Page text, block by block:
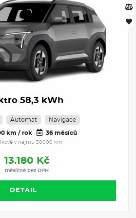
58,3 kWh
Automat Navigace
km / rok 36 měsíců
v nájmu 30000 km
13.180 Kč
měsíčně bez DPH
DETAIL